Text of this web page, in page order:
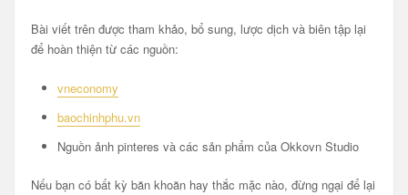
Bài viết trên được tham khảo, bổ sung, lược dịch và biên tập lại
để hoàn thiện từ các nguồn:
vneconomy
baochinhphu.vn
Nguồn ảnh pinteres và các sản phẩm của Okkovn Studio
Nếu bạn có bất kỳ băn khoăn hay thắc mặc nào, đừng ngại để lại